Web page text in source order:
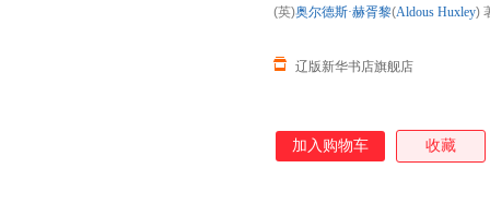
辽版新华书店旗舰店
(英)奥尔德斯·赫胥黎(Aldous Huxley)
加入购物车 收藏